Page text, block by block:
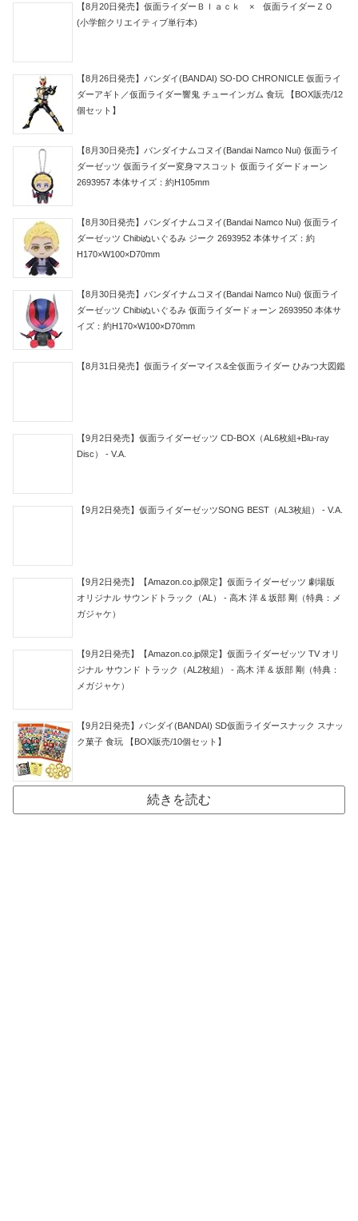
【8月20日発売】仮面ライダーＢｌａｃｋ × 仮面ライダーＺＯ
(小学館クリエイティブ単行本)
【8月26日発売】バンダイ(BANDAI) SO-DO CHRONICLE 仮面ライ
ダーアギト／仮面ライダー響鬼 チューインガム 食玩 【BOX販売/12
個セット】
【8月30日発売】バンダイナムコヌイ(Bandai Namco Nui) 仮面ライ
ダーゼッツ 仮面ライダー変身マスコット 仮面ライダードォーン
2693957 本体サイズ：約H105mm
【8月30日発売】バンダイナムコヌイ(Bandai Namco Nui) 仮面ライ
ダーゼッツ Chibiぬいぐるみ ジーク 2693952 本体サイズ：約
H170×W100×D70mm
【8月30日発売】バンダイナムコヌイ(Bandai Namco Nui) 仮面ライ
ダーゼッツ Chibiぬいぐるみ 仮面ライダードォーン 2693950 本体サ
イズ：約H170×W100×D70mm
【8月31日発売】仮面ライダーマイス&全仮面ライダー ひみつ大図鑑
【9月2日発売】仮面ライダーゼッツ CD-BOX（AL6枚組+Blu-ray
Disc） - V.A.
【9月2日発売】仮面ライダーゼッツSONG BEST（AL3枚組） - V.A.
【9月2日発売】【Amazon.co.jp限定】仮面ライダーゼッツ 劇場版
オリジナル サウンドトラック（AL） - 高木 洋 & 坂部 剛（特典：メ
ガジャケ）
【9月2日発売】【Amazon.co.jp限定】仮面ライダーゼッツ TV オリ
ジナル サウンド トラック（AL2枚組） - 高木 洋 & 坂部 剛（特典：
メガジャケ）
【9月2日発売】バンダイ(BANDAI) SD仮面ライダースナック スナッ
ク菓子 食玩 【BOX販売/10個セット】
続きを読む